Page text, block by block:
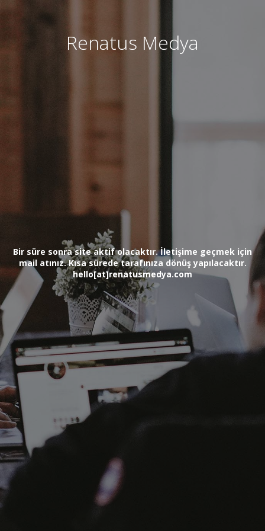
Renatus Medya
Bir süre sonra site aktif olacaktır. İletişime geçmek için
mail atınız. Kısa sürede tarafınıza dönüş yapılacaktır.
hello[at]renatusmedya.com